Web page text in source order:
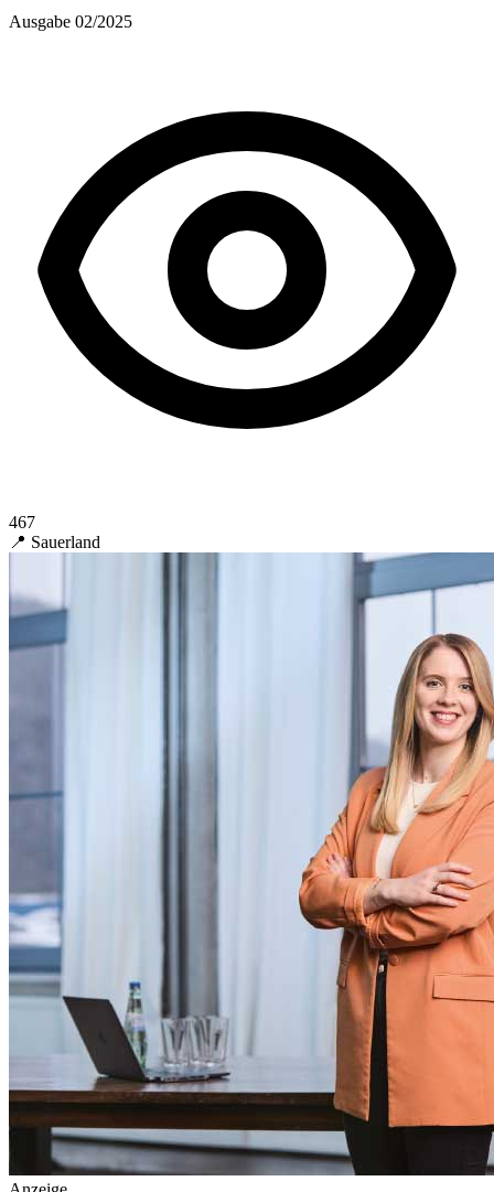
Ausgabe 02/2025
467
📍 Sauerland